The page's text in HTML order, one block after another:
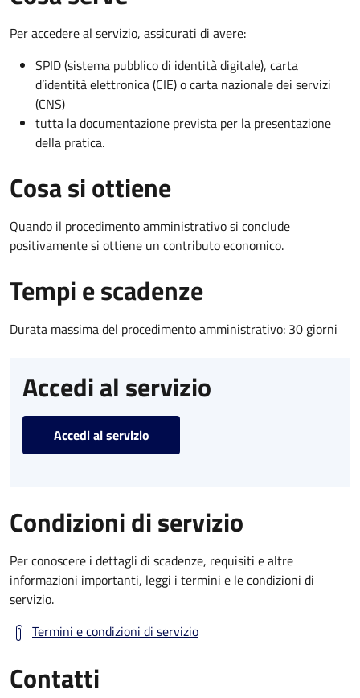
Per accedere al servizio, assicurati di avere:
SPID (sistema pubblico di identità digitale), carta
d’identità elettronica (CIE) o carta nazionale dei servizi
(CNS)
tutta la documentazione prevista per la presentazione
della pratica.
Cosa si ottiene
Quando il procedimento amministrativo si conclude
positivamente si ottiene un contributo economico.
Tempi e scadenze
Durata massima del procedimento amministrativo: 30 giorni
Accedi al servizio
Accedi al servizio
Condizioni di servizio
Per conoscere i dettagli di scadenze, requisiti e altre
informazioni importanti, leggi i termini e le condizioni di
servizio.
Termini e condizioni di servizio
Contatti